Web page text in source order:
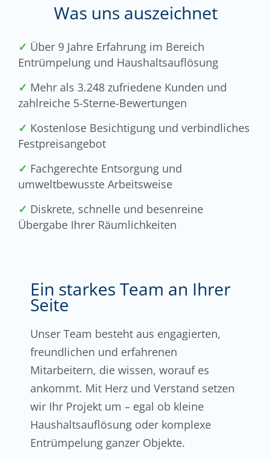
Was uns auszeichnet
✓ Über 9 Jahre Erfahrung im Bereich
Entrümpelung und Haushaltsauflösung
✓ Mehr als 3.248 zufriedene Kunden und
zahlreiche 5-Sterne-Bewertungen
✓ Kostenlose Besichtigung und verbindliches
Festpreisangebot
✓ Fachgerechte Entsorgung und
umweltbewusste Arbeitsweise
✓ Diskrete, schnelle und besenreine
Übergabe Ihrer Räumlichkeiten
Ein starkes Team an Ihrer
Seite
Unser Team besteht aus engagierten,
freundlichen und erfahrenen
Mitarbeitern, die wissen, worauf es
ankommt. Mit Herz und Verstand setzen
wir Ihr Projekt um – egal ob kleine
Haushaltsauflösung oder komplexe
Entrümpelung ganzer Objekte.